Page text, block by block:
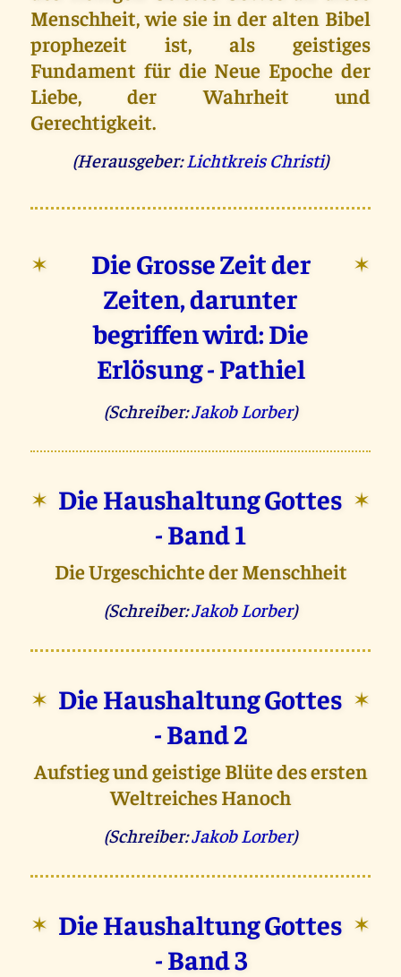
Menschheit, wie sie in der alten Bibel
prophezeit ist, als geistiges
Fundament für die Neue Epoche der
Liebe, der Wahrheit und
Gerechtigkeit.
(Herausgeber: Lichtkreis Christi)
✶
Die Grosse Zeit der
Zeiten, darunter
begriffen wird: Die
Erlösung - Pathiel
✶
(Schreiber:Jakob Lorber)
✶ Die Haushaltung Gottes
- Band 1
✶
Die Urgeschichte der Menschheit
(Schreiber:Jakob Lorber)
✶ Die Haushaltung Gottes
- Band 2
✶
Aufstieg und geistige Blüte des ersten
Weltreiches Hanoch
(Schreiber:Jakob Lorber)
✶ Die Haushaltung Gottes
- Band 3
✶